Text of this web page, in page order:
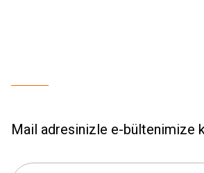
Mail adresinizle e-bültenimize